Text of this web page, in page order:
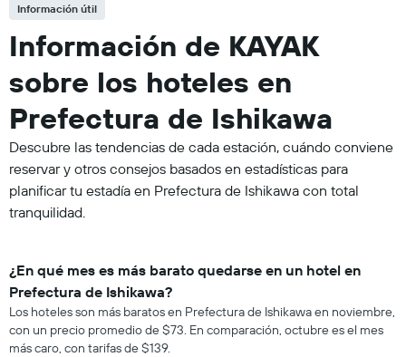
Información útil
Información de KAYAK
sobre los hoteles en
Prefectura de Ishikawa
Descubre las tendencias de cada estación, cuándo conviene
reservar y otros consejos basados en estadísticas para
planificar tu estadía en Prefectura de Ishikawa con total
tranquilidad.
¿En qué mes es más barato quedarse en un hotel en
Prefectura de Ishikawa?
Los hoteles son más baratos en Prefectura de Ishikawa en noviembre,
con un precio promedio de $73. En comparación, octubre es el mes
más caro, con tarifas de $139.